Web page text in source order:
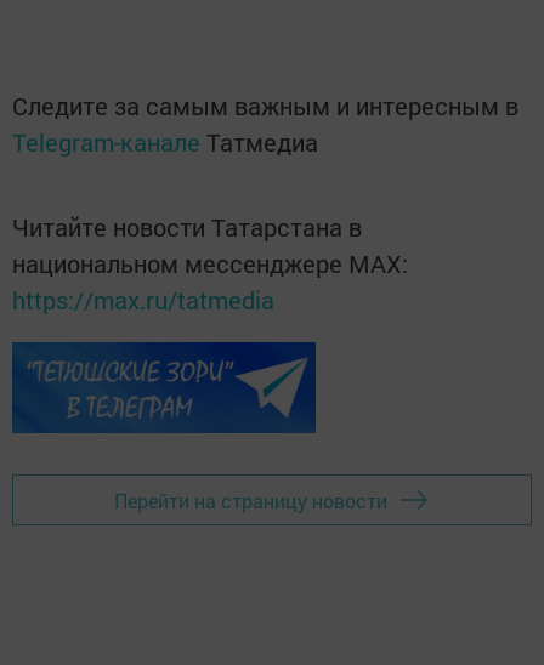
Следите за самым важным и интересным в
Telegram-канале Татмедиа
Читайте новости Татарстана в
национальном мессенджере MАХ:
https://max.ru/tatmedia
Перейти на страницу новости